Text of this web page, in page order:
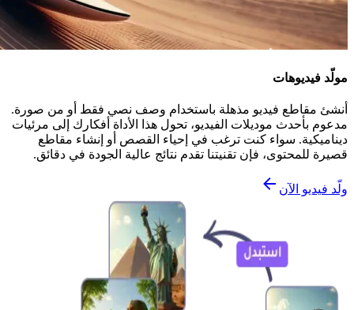
مولّد فيديوهات
أنشئ مقاطع فيديو مذهلة باستخدام وصف نصي فقط أو من صورة.
مدعوم بأحدث موديلات الفيديو، تحول هذا الأداة أفكارك إلى مرئيات
ديناميكية. سواء كنت ترغب في إحياء القصص أو إنشاء مقاطع
قصيرة للمحتوى، فإن تقنيتنا تقدم نتائج عالية الجودة في دقائق.
ولّد فيديو الآن